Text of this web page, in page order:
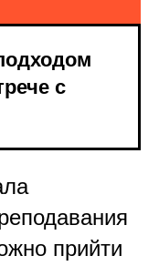
с
прийти